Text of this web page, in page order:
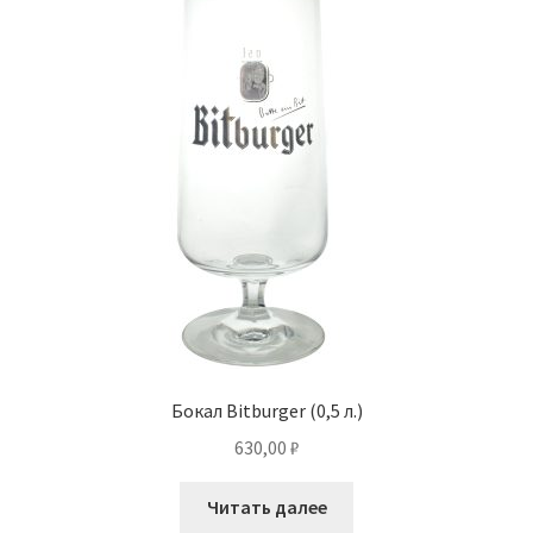
Бокал Bitburger (0,5 л.)
630,00 ₽
Читать далее